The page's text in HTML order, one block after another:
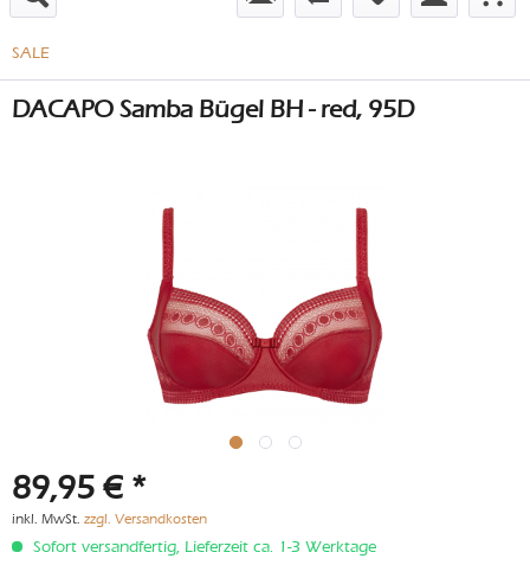
SALE
DACAPO Samba Bügel BH - red, 95D
89,95 € *
inkl. MwSt. zzgl. Versandkosten
Sofort versandfertig, Lieferzeit ca. 1-3 Werktage